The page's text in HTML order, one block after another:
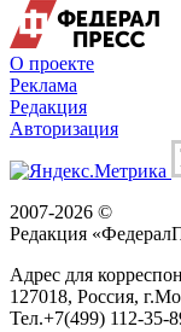
О проекте
Реклама
Редакция
Авторизация
2007-2026 ©
Редакция «
Адрес для
127018, Россия, г.
Тел.+7(499) 112-35-